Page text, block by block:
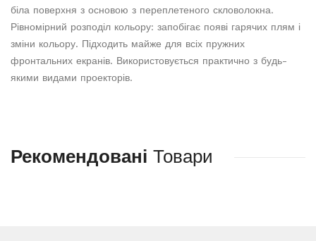
біла поверхня з основою з переплетеного скловолокна.
Рівномірний розподіл кольору: запобігає появі гарячих плям і
зміни кольору. Підходить майже для всіх пружних
фронтальних екранів. Використовується практично з будь-
якими видами проекторів.
Рекомендовані Товари